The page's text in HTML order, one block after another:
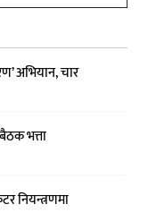
अभियान, चार
भत्ता
नियन्त्रणमा